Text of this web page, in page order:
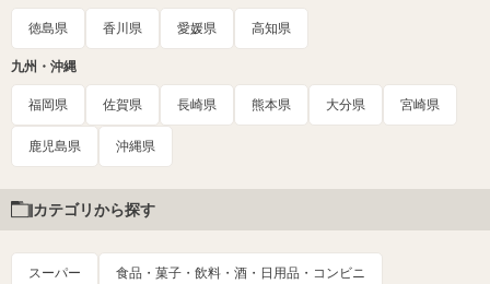
徳島県 香川県 愛媛県 高知県
九州・沖縄
福岡県 佐賀県 長崎県 熊本県 大分県 宮崎県
鹿児島県 沖縄県
カテゴリから探す
スーパー 食品・菓子・飲料・酒・日用品・コンビニ